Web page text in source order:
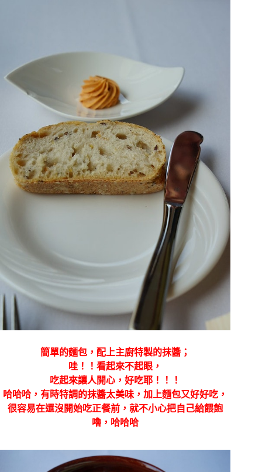
簡單的麵包，配上主廚特製的抹醬；
哇！！看起來不起眼，
吃起來讓人開心，好吃耶！！！
哈哈哈，有時特調的抹醬太美味，加上麵包又好好吃，
很容易在還沒開始吃正餐前，就不小心把自己給餵飽
嚕，哈哈哈